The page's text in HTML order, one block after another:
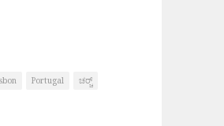
Portugal
ಚರ‍್ಚ್